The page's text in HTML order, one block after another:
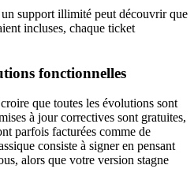
support illimité peut découvrir que
incluses, chaque ticket
fonctionnelles
que toutes les évolutions sont
à jour correctives sont gratuites,
parfois facturées comme de
consiste à signer en pensant
alors que votre version stagne